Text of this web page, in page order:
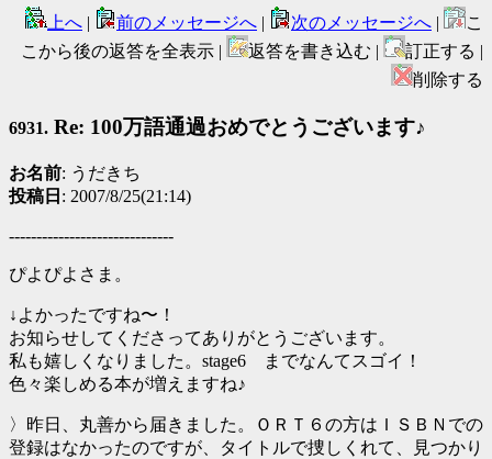
上へ | 前のメッセージへ | 次のメッセージへ |
こ
こから後の返答を全表示 |
返答を書き込む |
訂正する |
削除する
6931. Re: 100万語通過おめでとうございます♪
お名前: うだきち
投稿日 : 2007/8/25(21:14)
------------------------------
ぴよぴよさま。
↓よかったですね〜！
お知らせしてくださってありがとうございます。
私も嬉しくなりました。stage6 までなんてスゴイ！
色々楽しめる本が増えますね♪
〉昨日、丸善から届きました。ＯＲＴ６の方はＩＳＢＮでの
登録はなかったのですが、タイトルで捜しくれて、見つかり